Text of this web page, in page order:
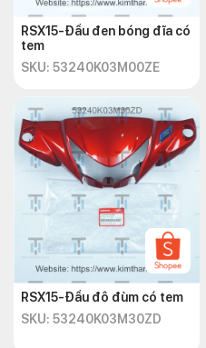
RSX15-Đầu đen bóng đĩa có
tem
SKU: 53240K03M00ZE
RSX15-Đầu đô đùm có tem
SKU: 53240K03M30ZD